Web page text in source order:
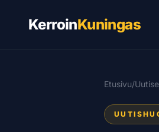
KerroinKuningas
Etusivu/